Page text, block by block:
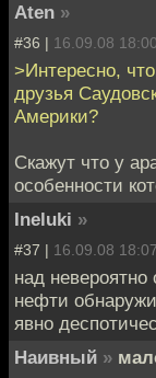
Aten »
#36 | 16.09.08 18:00
>Интересно,
друзья
Америки?
Скажут что у
особенности
Ineluki »
#37 | 16.09.08 18:07
над
нефти
явно
Наивный »